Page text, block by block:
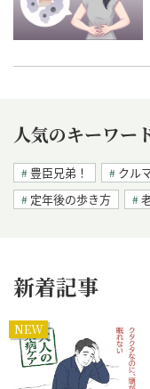
人気のキーワー
豊臣兄弟！ クル
定年後の歩き方
新着記事
NEW